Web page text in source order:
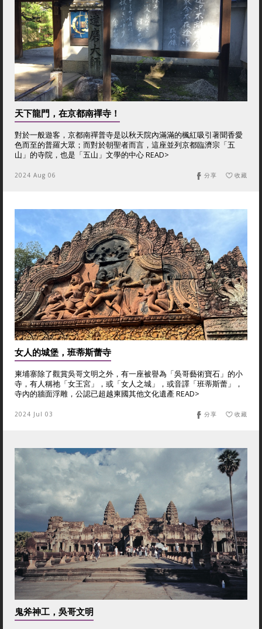
天下龍門，在京都南禪寺！
對於一般遊客，京都南禪普寺是以秋天院內滿滿的楓紅吸引著聞香愛
色而至的普羅大眾；而對於朝聖者而言，這座並列京都臨濟宗「五
山」的寺院，也是「五山」文學的中心 READ>
2024 Aug 06 收藏
分享
女人的城堡，班蒂斯蕾寺
柬埔寨除了觀賞吳哥文明之外，有一座被譽為「吳哥藝術寶石」的小
寺，有人稱祂「女王宮」，或「女人之城」，或音譯「班蒂斯蕾」，
寺內的牆面浮雕，公認已超越柬國其他文化遺產 READ>
2024 Jul 03 收藏
分享
鬼斧神工，吳哥文明